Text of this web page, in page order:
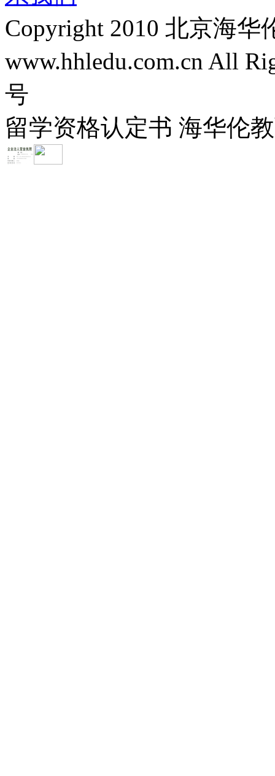
Copyright 2010 北京海
www.hhledu.com.cn All
号
留学资格认定书 海华伦